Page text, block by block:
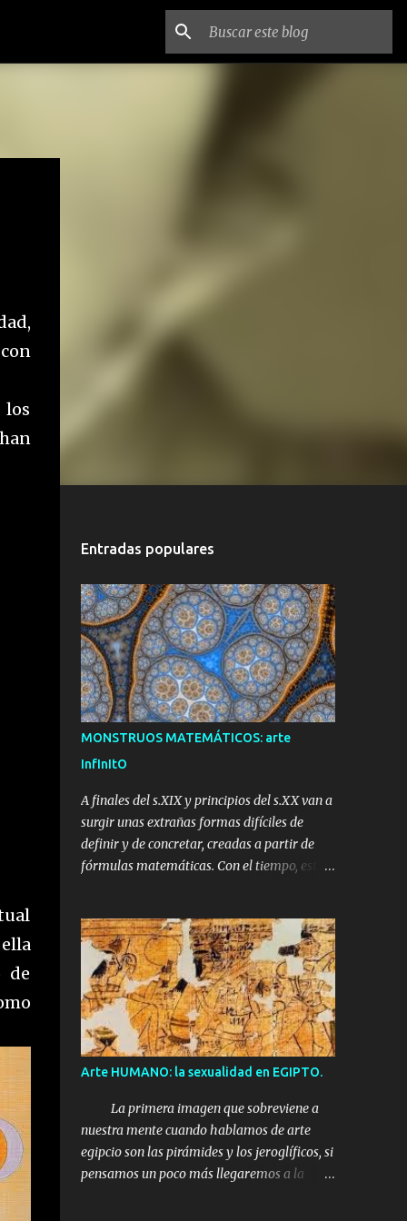
de
Entradas populares
MONSTRUOS MATEMÁTICOS: arte
InfInItO
A finales del s.XIX y principios del s.XX van a
surgir unas extrañas formas difíciles de
definir y de concretar, creadas a partir de
fórmulas matemáticas. Con el tiempo, estas
curva continua o dimensión. En su
nacimiento serán tachadas como
'MONSTRUOS MATEMÁTICOS'. Benoît
Mandrelbot a mediados del s.XX los
recopilará y los categorizará en una nueva
teoría geométrica: los FRACTALES, para
Mandrelbolt estos monstruos matemáticos
irregulares para su descripción a partir de la
matemática tradicional y que además
pueden ampliarse infinitas veces revelando
siempre la misma estructura, de modo que
Arte HUMANO: la sexualidad en EGIPTO.
La primera imagen que sobreviene a
nuestra mente cuando hablamos de arte
egipcio son las pirámides y los jeroglíficos, si
pensamos un poco más llegaremos a la